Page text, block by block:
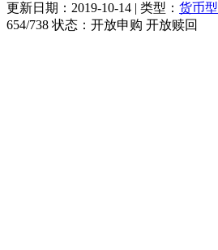
更新日期： 2019-10-14 | 类型： 货币型
654/738 状态： 开放申购 开放赎回